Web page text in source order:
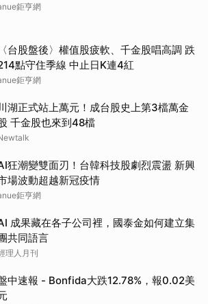
鉅亨網
〈台股盤後〉權值股疲軟、千金股唱高調 跌
點守住季線 中止日K連4紅
鉅亨網
川湖正式站上萬元！成台股史上第3檔萬金
千金股也來到48檔
狂潮變雙面刃！台韓科技股劇烈震盪 新興
場波動超越新冠疫情
鉅亨網
成果藏在各子公司裡，國泰金如何建立集
共同語言
理人月刊
中速報 - Bonfida大跌12.78%，報0.02美